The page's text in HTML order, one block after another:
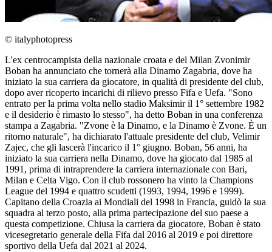
© italyphotopress
L'ex centrocampista della nazionale croata e del Milan Zvonimir
Boban ha annunciato che tornerà alla Dinamo Zagabria, dove ha
iniziato la sua carriera da giocatore, in qualità di presidente del club,
dopo aver ricoperto incarichi di rilievo presso Fifa e Uefa. "Sono
entrato per la prima volta nello stadio Maksimir il 1° settembre 1982
e il desiderio è rimasto lo stesso", ha detto Boban in una conferenza
stampa a Zagabria. "Zvone è la Dinamo, e la Dinamo è Zvone. È un
ritorno naturale", ha dichiarato l'attuale presidente del club, Velimir
Zajec, che gli lascerà l'incarico il 1° giugno. Boban, 56 anni, ha
iniziato la sua carriera nella Dinamo, dove ha giocato dal 1985 al
1991, prima di intraprendere la carriera internazionale con Bari,
Milan e Celta Vigo. Con il club rossonero ha vinto la Champions
League del 1994 e quattro scudetti (1993, 1994, 1996 e 1999).
Capitano della Croazia ai Mondiali del 1998 in Francia, guidò la sua
squadra al terzo posto, alla prima partecipazione del suo paese a
questa competizione. Chiusa la carriera da giocatore, Boban è stato
vicesegretario generale della Fifa dal 2016 al 2019 e poi direttore
sportivo della Uefa dal 2021 al 2024.